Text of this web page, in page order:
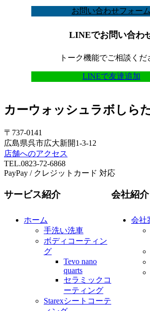
お問い合わせフォーム
LINEでお問い合わ
トーク機能でご相談くだ
LINEで友達追加
カーウォッシュラボしら
〒737-0141
広島県呉市広大新開1-3-12
店舗へのアクセス
TEL.0823-72-6868
PayPay / クレジットカード 対応
サービス紹介
ホーム
手洗い洗車
ボディコーティン
グ
Tevo nano
quarts
セラミックコ
ーティング
Starexシートコーテ
会社紹介
会社